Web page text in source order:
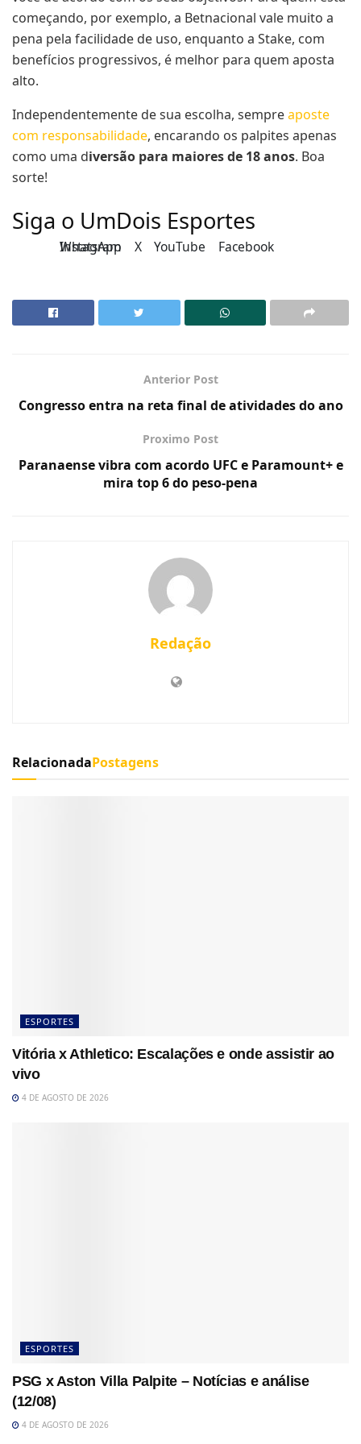
começando, por exemplo, a Betnacional vale muito a
pena pela facilidade de uso, enquanto a Stake, com
benefícios progressivos, é melhor para quem aposta
alto.
Independentemente de sua escolha, sempreaposte
com responsabilidade, encarando os palpites apenas
como uma diversão para maiores de 18 anos. Boa
sorte!
Siga o UmDois Esportes
Instagram X YouTube Facebook
WhatsApp
Anterior Post
Congresso entra na reta final de atividades do ano
Proximo Post
Paranaense vibra com acordo UFC e Paramount+ e
mira top 6 do peso-pena
Redação
RelacionadaPostagens
ESPORTES
Vitória x Athletico: Escalações e onde assistir ao
vivo
4 DE AGOSTO DE 2026
ESPORTES
PSG x Aston Villa Palpite – Notícias e análise
(12/08)
4 DE AGOSTO DE 2026